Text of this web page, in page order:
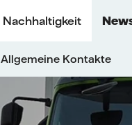
Nachhaltigkeit
Allgemeine Kontakte